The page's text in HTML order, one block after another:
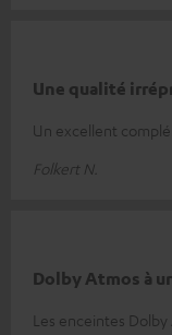
Une qualité
Un excellent
Folkert N.
Dolby Atmos à
Les enceintes